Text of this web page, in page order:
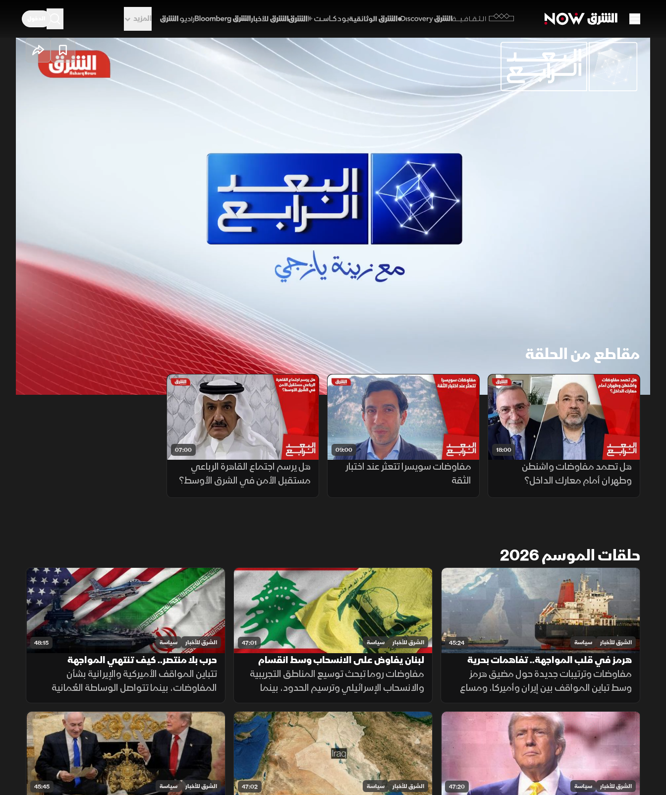
الثقافية
المزيد
00:13/47:24 1x auto
توقف محادثات سويسرا بعد تهديدات ترمب..
واجتماع رباعي يرسم نظام إقليمي جديد
21 يونيو 2026 47:24
البعد الرابع
أعلنت وكالة فارس الإيرانية وقف المحادثات بين الوفدين الأميركي والإيراني في سويسرا، عقب تصريحات ترمب التي
والبرنامج النووي. بالتزامن، اجتمع وزراء خارجية السعودية ومصر وتركيا وباكستان في القاهرة، مؤكدين ضرورة أخذ شواغل
دول المنطقة وأمنها واستقرارها في الاعتبار خلال المباحثات.
برامج الشرق الإخبارية هاجر بيوض السعودية مصر تركيا باكستان مضيق هرمز إيران دونالد ترمب
مقاطع من الحلقة
18:00
هل تصمد مفاوضات واشنطن
وطهران أمام معارك الداخل؟
09:00
مفاوضات سويسرا تتعثر عند اختبار
الثقة
07:00
هل يرسم اجتماع القاهرة الرباعي
مستقبل الأمن في الشرق الأوسط؟
حلقات الموسم 2026
45:24 الشرق للأخبار سياسة
هرمز في قلب المواجهة.. تفاهمات بحرية
وحسابات سياسية
مفاوضات وترتيبات جديدة حول مضيق هرمز
وسط تباين المواقف بين إيران وأميركا، ومساع
لإعادة تنظيم حركة السفن وضمان أمن الملاحة
في ممر بحري حيوي للتجارة العالمية.
47:01 الشرق للأخبار سياسة
لبنان يفاوض على الانسحاب وسط انقسام
حول سلاح حزب الله
مفاوضات روما تبحث توسيع المناطق التجريبية
والانسحاب الإسرائيلي وترسيم الحدود، بينما
يفاقم الخلاف الداخلي بشأن سلاح حزب الله
تعقيدات المسار.
48:15 الشرق للأخبار سياسة
حرب بلا منتصر.. كيف تنتهي المواجهة
الأميركية الإيرانية؟
تتباين المواقف الأميركية والإيرانية بشأن
المفاوضات، بينما تتواصل الوساطة العُمانية
وسط تصعيد سياسي وعسكري، ما يثير تساؤلات
حول فرص التوصل إلى اتفاق يوقف المواجهة.
47:20 الشرق للأخبار سياسة 47:02 الشرق للأخبار سياسة 45:45 الشرق للأخبار سياسة